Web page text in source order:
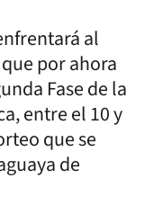
al
por ahora
Fase de la
entre el 10 y
que se
de